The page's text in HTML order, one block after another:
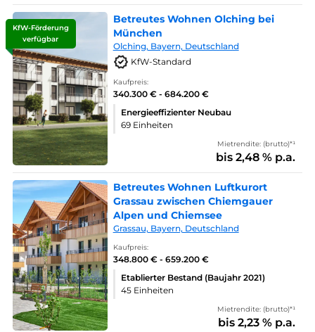
KfW-Förderung
verfügbar
Betreutes Wohnen Olching bei
München
Olching, Bayern, Deutschland
KfW-Standard
Kaufpreis:
340.300 € - 684.200 €
Energieeffizienter Neubau
69 Einheiten
Mietrendite: (brutto)*¹
bis 2,48 % p.a.
Betreutes Wohnen Luftkurort
Grassau zwischen Chiemgauer
Alpen und Chiemsee
Grassau, Bayern, Deutschland
Kaufpreis:
348.800 € - 659.200 €
Etablierter Bestand (Baujahr 2021)
45 Einheiten
Mietrendite: (brutto)*¹
bis 2,23 % p.a.